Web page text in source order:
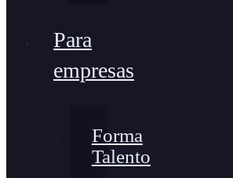
Para
empresas
Forma
Talento